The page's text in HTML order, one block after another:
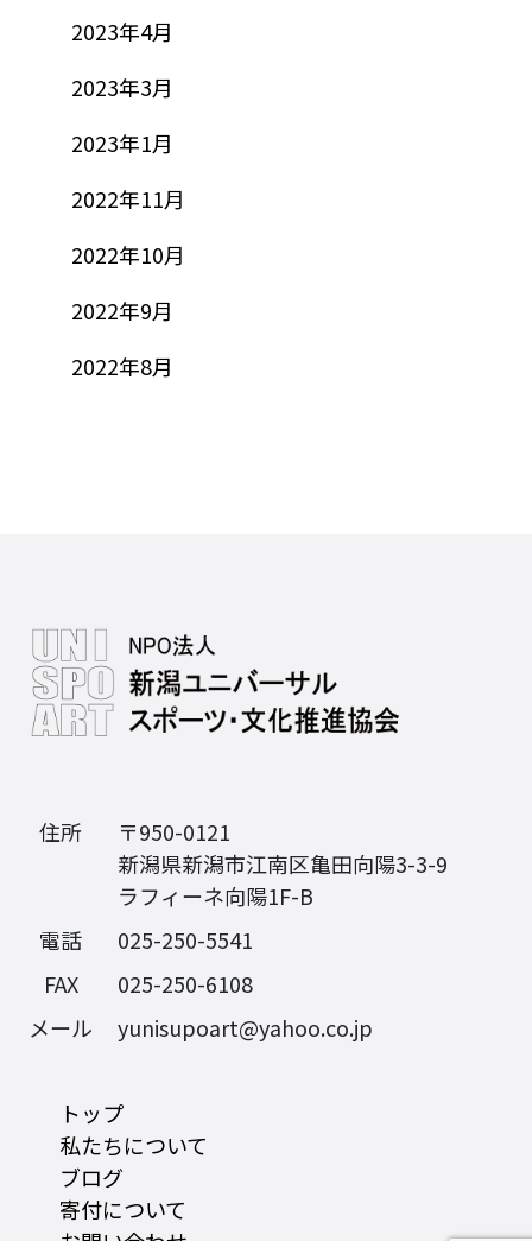
2023年4月
2023年3月
2023年1月
2022年11月
2022年10月
2022年9月
2022年8月
住所
〒950-0121
新潟県新潟市江南区亀田向陽3-3-9
ラフィーネ向陽1F-B
電話
025-250-5541
FAX
025-250-6108
メール
yunisupoart@yahoo.co.jp
トップ
私たちについて
ブログ
寄付について